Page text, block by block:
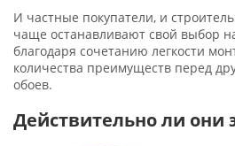
И частные покупатели, и
чаще останавливают свой выбор
благодаря сочетанию легкости
количества преимуществ перед
обоев.
Действительно ли они